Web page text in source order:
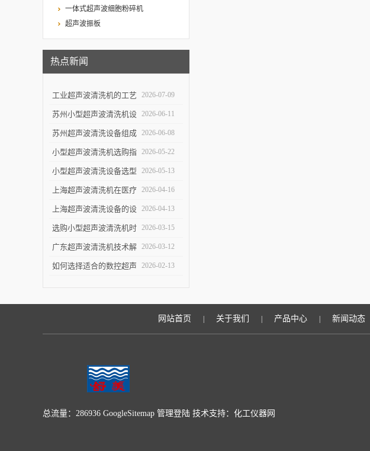
一体式超声波细胞粉碎机
超声波振板
热点新闻
工业超声波清洗机的工艺
设计与清洗效率提升
2026-07-09
苏州小型超声波清洗机设
计特点与实验室便携使用
优势
2026-06-11
苏州超声波清洗设备组成
结构与自动化清洗流程解
析
2026-06-08
小型超声波清洗机选购指
南：5个关键参数决定清
洁效果
2026-05-22
小型超声波清洗设备选型
指南：关键参数与实验
室/工业场景适配要点
2026-05-13
上海超声波清洗机在医疗
设备清洗中的应用
2026-04-16
上海超声波清洗设备的设
计优化与技术进展
2026-04-13
选购小型超声波清洗机时
的五个关键指标
2026-03-15
广东超声波清洗机技术解
析：原理与优势
2026-03-12
如何选择适合的数控超声 2026-02-13
网站首页 关于我们 产品中心 新闻动态
总流量：286936 GoogleSitemap 管理登陆 技术支持： 化工仪器网